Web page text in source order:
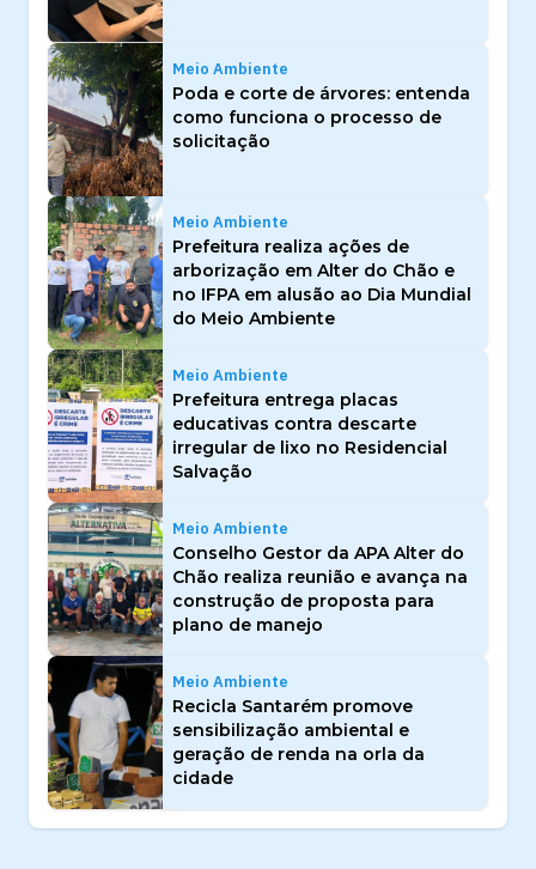
Meio Ambiente
Poda e corte de árvores: entenda
como funciona o processo de
solicitação
Meio Ambiente
Prefeitura realiza ações de
arborização em Alter do Chão e
no IFPA em alusão ao Dia Mundial
do Meio Ambiente
Meio Ambiente
Prefeitura entrega placas
educativas contra descarte
irregular de lixo no Residencial
Salvação
Meio Ambiente
Conselho Gestor da APA Alter do
Chão realiza reunião e avança na
construção de proposta para
plano de manejo
Meio Ambiente
Recicla Santarém promove
sensibilização ambiental e
geração de renda na orla da
cidade